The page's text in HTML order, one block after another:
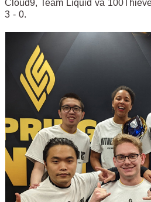
Cloud9, Team Liquid và
3 - 0.